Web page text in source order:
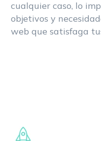
cualquier caso, lo
objetivos y
web que satisfaga